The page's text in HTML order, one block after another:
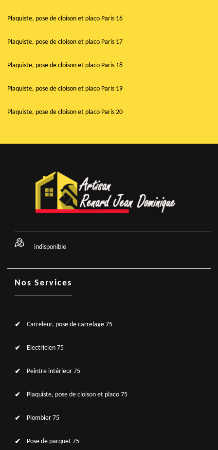
Plaquiste, pose de cloison et placo Paris 16
Plaquiste, pose de cloison et placo Paris 17
Plaquiste, pose de cloison et placo Paris 18
Plaquiste, pose de cloison et placo Paris 19
Plaquiste, pose de cloison et placo Paris 20
indisponible
Nos Services
Carreleur, pose de carrelage 75
Electricien 75
Peintre intérieur 75
Plaquiste, pose de cloison et placo 75
Plombier 75
Pose de parquet 75